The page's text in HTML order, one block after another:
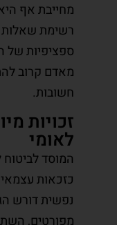
מחייבת אף
רשימת שאלות
ספציפיות של
מאדם קרוב
חשובות.
זכויות
לאומי
המוסד
כזכאות
נפשית דורש